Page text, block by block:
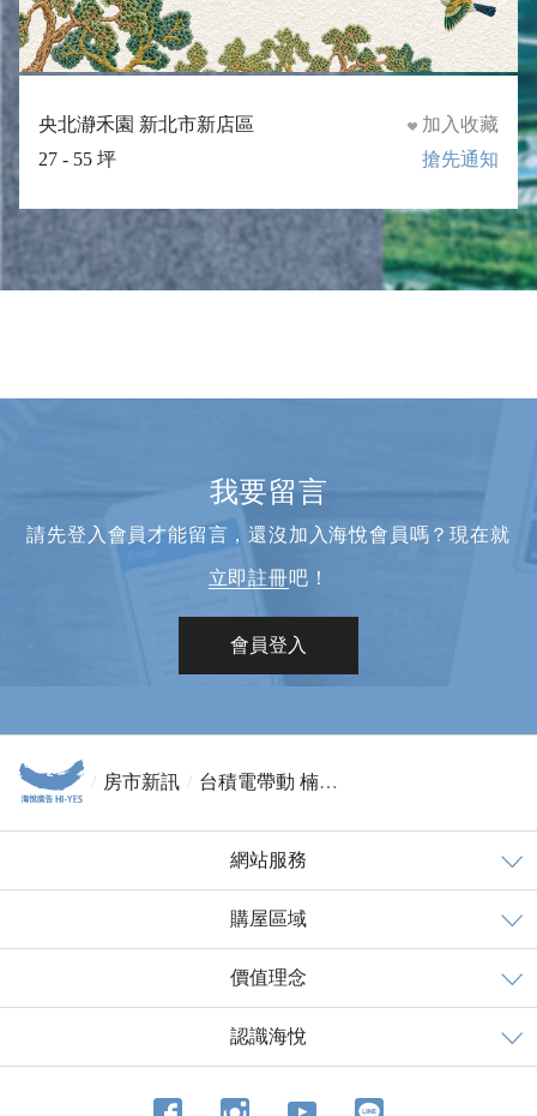
央北瀞禾園 新北市新店區
27 - 55 坪
加入收藏
搶先通知
我要留言
請先登入會員才能留言，還沒加入海悅會員嗎？現在就
立即註冊吧！
會員登入
房市新訊 台積電帶動 楠梓今年開工量衝破2千戶
網站服務
購屋區域
價值理念
認識海悅